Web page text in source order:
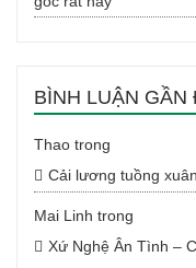
BÌNH LUẬN GẦN
Thao trong
Cải lương tuồng
Mai Linh trong
Xứ Nghệ Ân Tình –